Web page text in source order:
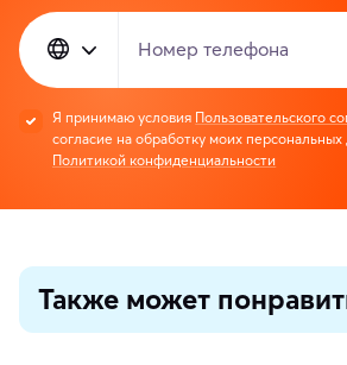
Номер телефона
Я принимаю условия Пользовательского
согласие на обработку моих
Политикой конфиденциальности
Также может